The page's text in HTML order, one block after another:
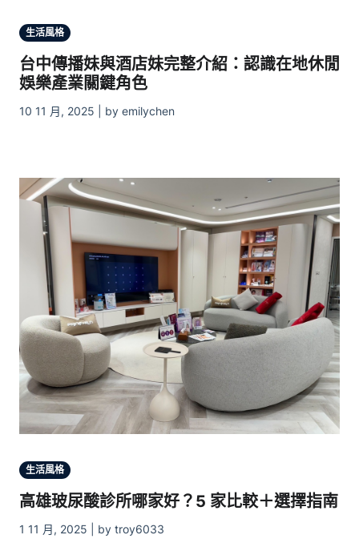
生活風格
台中傳播妹與酒店妹完整介紹：認識在地休閒
娛樂產業關鍵角色
10 11 月, 2025 | by emilychen
生活風格
高雄玻尿酸診所哪家好？5 家比較＋選擇指南
1 11 月, 2025 | by troy6033